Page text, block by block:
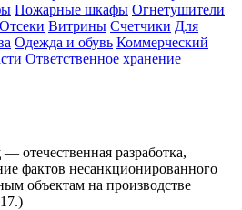
Пожарные шкафы Огнетушители
Отсеки Витрины Счетчики Для
Одежда и обувь Коммерческий
Ответственное хранение
— отечественная разработка,
фактов несанкционированного
объектам на производстве